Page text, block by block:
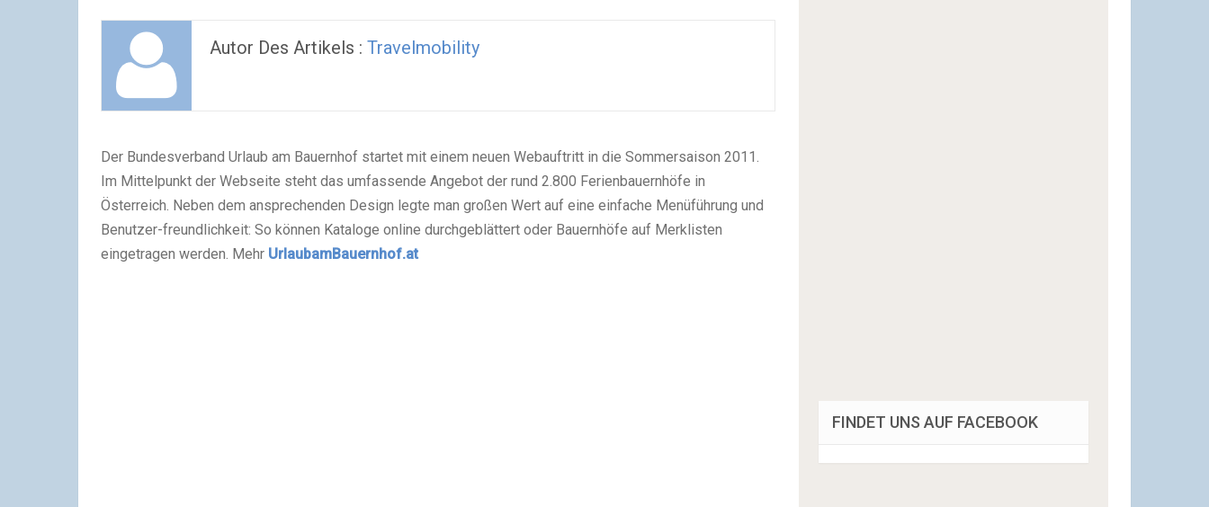
Autor Des Artikels : Travelmobility
Der Bundesverband Urlaub am Bauernhof startet mit einem neuen Webauftritt in die Sommersaison 2011.
Im Mittelpunkt der Webseite steht das umfassende Angebot der rund 2.800 Ferienbauernhöfe in
Österreich. Neben dem ansprechenden Design legte man großen Wert auf eine einfache Menüführung und
Benutzer-freundlichkeit: So können Kataloge online durchgeblättert oder Bauernhöfe auf Merklisten
eingetragen werden. Mehr UrlaubamBauernhof.at
FINDET UNS AUF FACEBOOK